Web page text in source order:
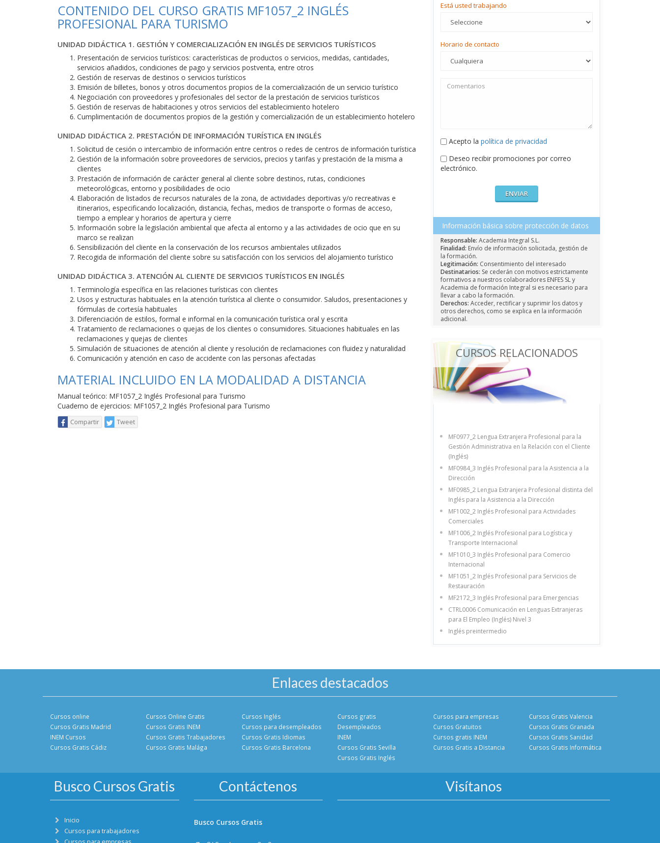
CONTENIDO DEL CURSO GRATIS MF1057_2 INGLÉS
PROFESIONAL PARA TURISMO
UNIDAD DIDÁCTICA 1. GESTIÓN Y COMERCIALIZACIÓN EN INGLÉS DE SERVICIOS TURÍSTICOS
Presentación de servicios turísticos: características de productos o servicios, medidas, cantidades,
servicios añadidos, condiciones de pago y servicios postventa, entre otros
Gestión de reservas de destinos o servicios turísticos
Emisión de billetes, bonos y otros documentos propios de la comercialización de un servicio turístico
Negociación con proveedores y profesionales del sector de la prestación de servicios turísticos
Gestión de reservas de habitaciones y otros servicios del establecimiento hotelero
Cumplimentación de documentos propios de la gestión y comercialización de un establecimiento hotelero
UNIDAD DIDÁCTICA 2. PRESTACIÓN DE INFORMACIÓN TURÍSTICA EN INGLÉS
Solicitud de cesión o intercambio de información entre centros o redes de centros de información turística
Gestión de la información sobre proveedores de servicios, precios y tarifas y prestación de la misma a
clientes
Prestación de información de carácter general al cliente sobre destinos, rutas, condiciones
meteorológicas, entorno y posibilidades de ocio
Elaboración de listados de recursos naturales de la zona, de actividades deportivas y/o recreativas e
itinerarios, especificando localización, distancia, fechas, medios de transporte o formas de acceso,
tiempo a emplear y horarios de apertura y cierre
Información sobre la legislación ambiental que afecta al entorno y a las actividades de ocio que en su
marco se realizan
Sensibilización del cliente en la conservación de los recursos ambientales utilizados
Recogida de información del cliente sobre su satisfacción con los servicios del alojamiento turístico
UNIDAD DIDÁCTICA 3. ATENCIÓN AL CLIENTE DE SERVICIOS TURÍSTICOS EN INGLÉS
Terminología específica en las relaciones turísticas con clientes
Usos y estructuras habituales en la atención turística al cliente o consumidor. Saludos, presentaciones y
fórmulas de cortesía habituales
Diferenciación de estilos, formal e informal en la comunicación turística oral y escrita
Tratamiento de reclamaciones o quejas de los clientes o consumidores. Situaciones habituales en las
reclamaciones y quejas de clientes
Simulación de situaciones de atención al cliente y resolución de reclamaciones con fluidez y naturalidad
Comunicación y atención en caso de accidente con las personas afectadas
MATERIAL INCLUIDO EN LA MODALIDAD A DISTANCIA
Manual teórico: MF1057_2 Inglés Profesional para Turismo
Cuaderno de ejercicios: MF1057_2 Inglés Profesional para Turismo
Compartir Tweet
Está usted trabajando
Horario de contacto
Acepto la política de privacidad
Deseo recibir promociones por correo
electrónico.
Información básica sobre protección de datos
Responsable: Academia Integral S.L.
Finalidad: Envío de información solicitada, gestión de
la formación.
Legitimación: Consentimiento del interesado
Destinatarios: Se cederán con motivos estrictamente
formativos a nuestros colaboradores ENFES SL y
Academia de formación Integral si es necesario para
llevar a cabo la formación.
Derechos: Acceder, rectificar y suprimir los datos y
otros derechos, como se explica en la información
adicional.
CURSOS RELACIONADOS
MF0977_2 Lengua Extranjera Profesional para la
Gestión Administrativa en la Relación con el Cliente
(Inglés)
MF0984_3 Inglés Profesional para la Asistencia a la
Dirección
MF0985_2 Lengua Extranjera Profesional distinta del
Inglés para la Asistencia a la Dirección
MF1002_2 Inglés Profesional para Actividades
Comerciales
MF1006_2 Inglés Profesional para Logística y
Transporte Internacional
MF1010_3 Inglés Profesional para Comercio
Internacional
MF1051_2 Inglés Profesional para Servicios de
Restauración
MF2172_3 Inglés Profesional para Emergencias
CTRL0006 Comunicación en Lenguas Extranjeras
para El Empleo (Inglés) Nivel 3
Inglés preintermedio
Enlaces destacados
Cursos online
Cursos Gratis Madrid
INEM Cursos
Cursos Gratis Cádiz
Cursos Online Gratis
Cursos Gratis INEM
Cursos Gratis Trabajadores
Cursos Gratis Malága
Cursos Inglés
Cursos para desempleados
Cursos Gratis Idiomas
Cursos Gratis Barcelona
Cursos gratis
Desempleados
INEM
Cursos Gratis Sevilla
Cursos Gratis Inglés
Cursos para empresas
Cursos Gratuitos
Cursos gratis INEM
Cursos Gratis a Distancia
Cursos Gratis Valencia
Cursos Gratis Granada
Cursos Gratis Sanidad
Cursos Gratis Informática
Busco Cursos Gratis
Inicio
Cursos para trabajadores
Contáctenos
Busco Cursos Gratis
Visítanos